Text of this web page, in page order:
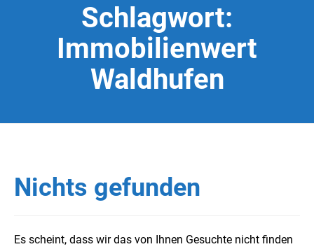
Schlagwort:
Immobilienwert
Waldhufen
Nichts gefunden
Es scheint, dass wir das von Ihnen Gesuchte nicht finden